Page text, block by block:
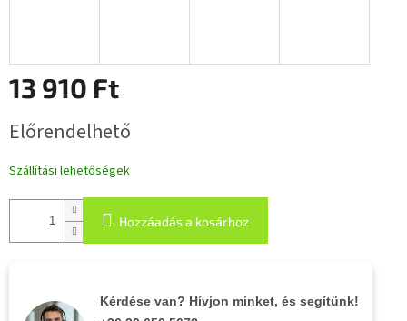
13 910 Ft
Előrendelhető
Szállítási lehetőségek
Hozzáadás a kosárhoz
Kérdése van? Hívjon minket, és segítünk!